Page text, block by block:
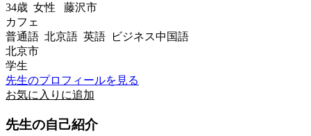
34歳 女性 藤沢市
カフェ
普通語 北京語 英語 ビジネス中国語
北京市
学生
先生のプロフィールを見る
お気に入りに追加
先生の自己紹介